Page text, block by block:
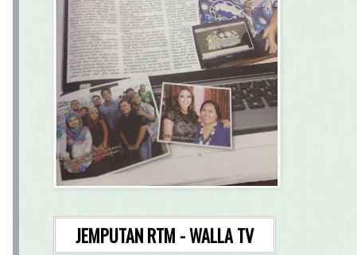
JEMPUTAN RTM - WALLA TV